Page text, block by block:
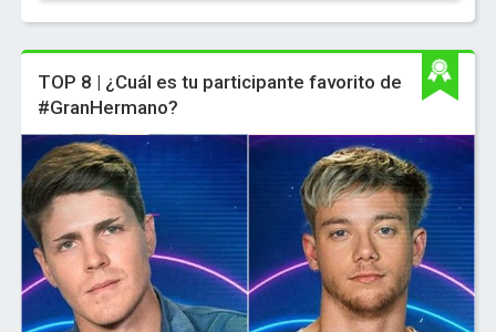
TOP 8 | ¿Cuál es tu participante favorito de
#GranHermano?